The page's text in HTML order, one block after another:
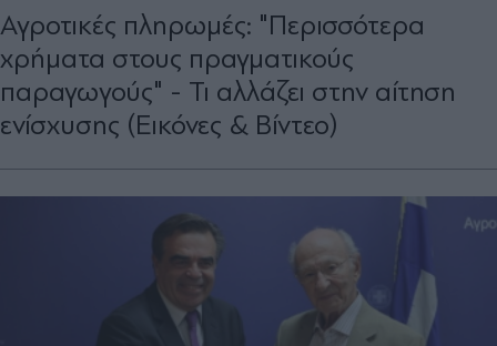
Αγροτικές πληρωμές: "Περισσότερα
χρήματα στους πραγματικούς
παραγωγούς" - Τι αλλάζει στην αίτηση
ενίσχυσης (Εικόνες & Βίντεο)